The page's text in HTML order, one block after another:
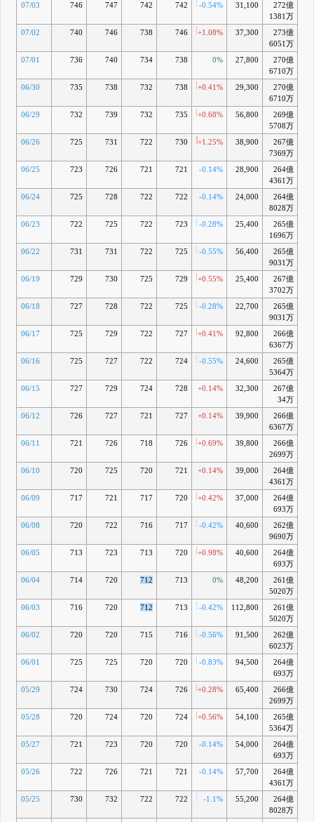
07/03 746 747 742 742 -0.54% 31,100
272億
1381万
07/02 740 746 738 746 +1.08% 37,300
273億
6051万
07/01 736 740 734 738 0% 27,800
270億
6710万
06/30 735 738 732 738 +0.41% 29,300
270億
6710万
06/29 732 739 732 735 +0.68% 56,800
269億
5708万
06/26 725 731 722 730 +1.25% 38,900
267億
7369万
06/25 723 726 721 721 -0.14% 28,900
264億
4361万
06/24 725 728 722 722 -0.14% 24,000
264億
8028万
06/23 722 725 722 723 -0.28% 25,400
265億
1696万
06/22
731 731 722 725 -0.55% 56,400
265億
9031万
06/19 729 730 725 729 +0.55% 25,400
267億
3702万
06/18 727 728 722 725 -0.28% 22,700
265億
9031万
06/17 725 729 722 727 +0.41% 92,800
266億
6367万
06/16 725 727 722 724 -0.55% 24,600
265億
5364万
06/15 727 729 724 728 +0.14% 32,300
267億
34万
06/12 726 727 721 727 +0.14% 39,900
266億
6367万
06/11 721 726 718 726 +0.69% 39,800
266億
2699万
06/10 720 725 720 721 +0.14% 39,000
264億
4361万
06/09 717 721 717 720 +0.42% 37,000
264億
693万
06/08 720 722 716 717 -0.42% 40,600
262億
9690万
06/05 713 723 713 720 +0.98% 40,600
264億
693万
06/04 714 720 712 713 0% 48,200
261億
5020万
06/03 716 720 712 713 -0.42% 112,800
261億
5020万
06/02 720 720 715 716 -0.56% 91,500
262億
6023万
06/01 725 725 720 720 -0.83% 94,500
264億
693万
05/29 724 730 724 726 +0.28% 65,400
266億
2699万
05/28 720 724 720 724 +0.56% 54,100
265億
5364万
05/27 721 723 720 720 -0.14% 54,000
264億
693万
05/26 722 726 721 721 -0.14% 57,700
264億
4361万
05/25 730 732 722 722 -1.1% 55,200
264億
8028万